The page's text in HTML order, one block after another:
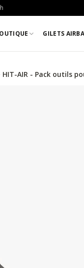
GILETS
HIT-AIR - Pack outils